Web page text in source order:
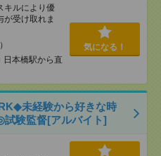
ルにより優
が受け取れま
本橋駅から直
気になる！
未経験から好きな時
験監督[アルバイト]